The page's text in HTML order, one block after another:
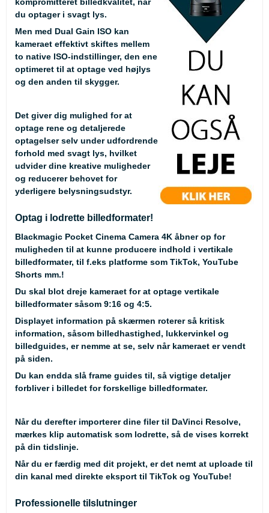
du optager i svagt lys.
Men med Dual Gain ISO kan
kameraet effektivt skiftes mellem
to native ISO-indstillinger, den ene
optimeret til at optage ved højlys
og den anden til skygger.
Det giver dig mulighed for at
optage rene og detaljerede
optagelser selv under udfordrende
forhold med svagt lys, hvilket
udvider dine kreative muligheder
og reducerer behovet for
yderligere belysningsudstyr.
Optag i lodrette billedformater!
Blackmagic Pocket Cinema Camera 4K åbner op for
muligheden til at kunne producere indhold i vertikale
billedformater, til f.eks platforme som TikTok, YouTube
Shorts mm.!
Du skal blot dreje kameraet for at optage vertikale
billedformater såsom 9:16 og 4:5.
Displayet information på skærmen roterer så kritisk
information, såsom billedhastighed, lukkervinkel og
billedguides, er nemme at se, selv når kameraet er vendt
på siden.
Du kan endda slå frame guides til, så vigtige detaljer
forbliver i billedet for forskellige billedformater.
Når du derefter importerer dine filer til DaVinci Resolve,
mærkes klip automatisk som lodrette, så de vises korrekt
på din tidslinje.
Når du er færdig med dit projekt, er det nemt at uploade til
din kanal med direkte eksport til TikTok og YouTube!
Professionelle tilslutninger